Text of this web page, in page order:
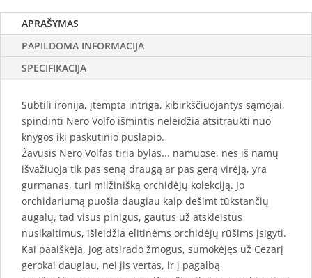
APRAŠYMAS
PAPILDOMA INFORMACIJA
SPECIFIKACIJA
Subtili ironija, įtempta intriga, kibirkščiuojantys sąmojai,
spindinti Nero Volfo išmintis neleidžia atsitraukti nuo
knygos iki paskutinio puslapio.
Žavusis Nero Volfas tiria bylas... namuose, nes iš namų
išvažiuoja tik pas seną draugą ar pas gerą virėją, yra
gurmanas, turi milžinišką orchidėjų kolekciją. Jo
orchidariumą puošia daugiau kaip dešimt tūkstančių
augalų, tad visus pinigus, gautus už atskleistus
nusikaltimus, išleidžia elitinėms orchidėjų rūšims įsigyti.
Kai paaiškėja, jog atsirado žmogus, sumokėjęs už Cezarį
gerokai daugiau, nei jis vertas, ir į pagalbą